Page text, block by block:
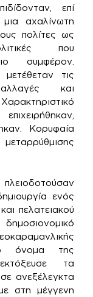
επί
μια αχαλίνωτη
πολίτες ως
που
συμφέρον.
τις
και
Κορυφαία
μεταρρύθμισης
ενός
πελατειακού
όνομα της
τα
ανεξέλεγκτα
στη μέγγενη